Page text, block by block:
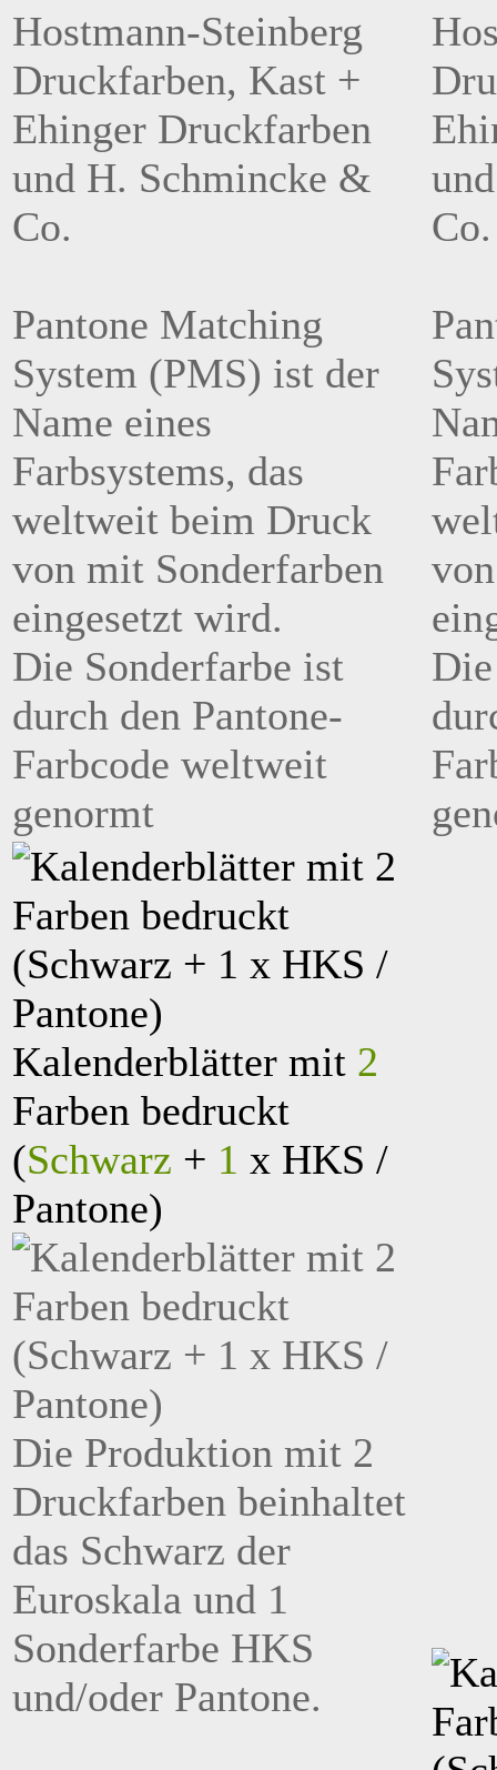
Hostmann-Steinberg
Druckfarben, Kast +
Ehinger Druckfarben
und H. Schmincke &
Co.
Pantone Matching
System (PMS) ist der
Name eines
Farbsystems, das
weltweit beim Druck
von mit Sonderfarben
eingesetzt wird.
Die Sonderfarbe ist
durch den Pantone-
Farbcode weltweit
genormt
Co.
Kalenderblätter mit 2
Farben bedruckt
(Schwarz + 1 x HKS /
Pantone)
Die Produktion mit 2
Druckfarben beinhaltet
das Schwarz der
Euroskala und 1
Sonderfarbe HKS
und/oder Pantone.